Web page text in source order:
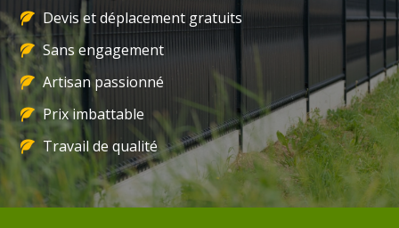
Devis et déplacement gratuits
Sans engagement
Artisan passionné
Prix imbattable
Travail de qualité